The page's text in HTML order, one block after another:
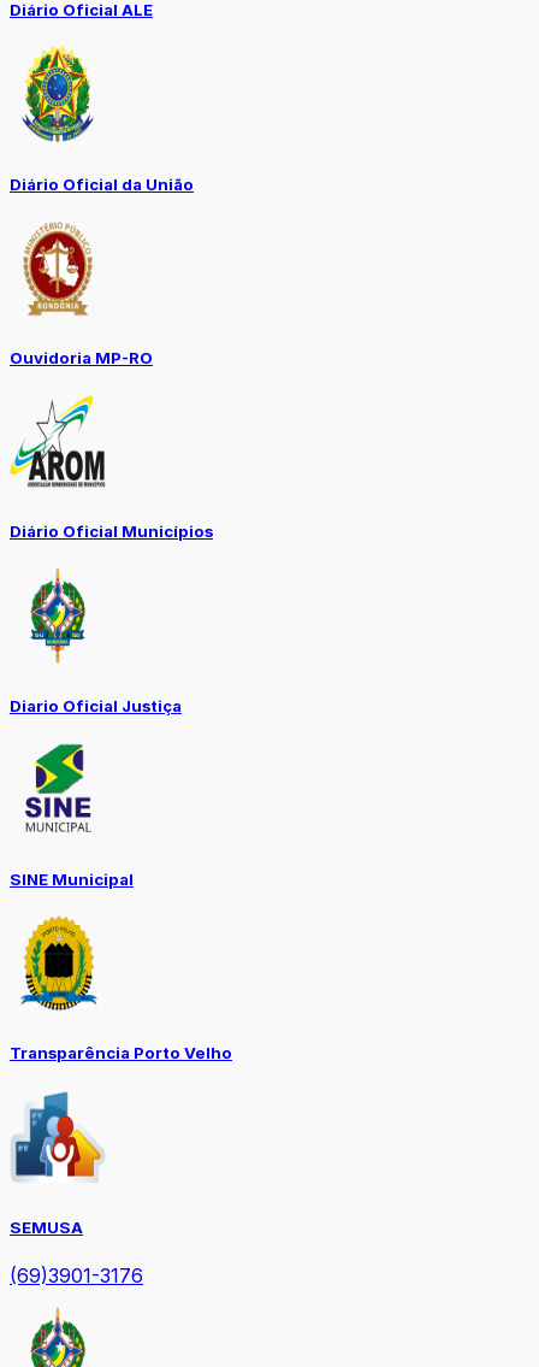
Diário Oficial ALE
Diário Oficial da União
Ouvidoria MP-RO
Diário Oficial Municípios
Diario Oficial Justiça
SINE Municipal
Transparência Porto Velho
SEMUSA
(69)3901-3176